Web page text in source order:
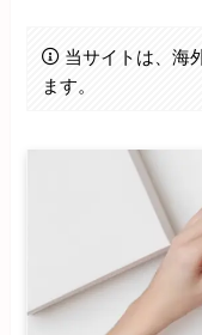
当サイトは、海
ます。